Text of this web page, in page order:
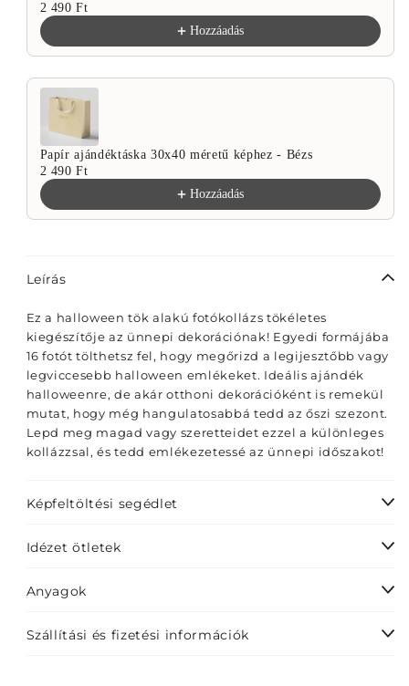
2 490 Ft
Hozzáadás
Papír ajándéktáska 30x40 méretű képhez - Bézs
2 490 Ft
Hozzáadás
Leírás
Ez a halloween tök alakú fotókollázs tökéletes
kiegészítője az ünnepi dekorációnak! Egyedi formájába
16 fotót tölthetsz fel, hogy megőrizd a legijesztőbb vagy
legviccesebb halloween emlékeket. Ideális ajándék
halloweenre, de akár otthoni dekorációként is remekül
mutat, hogy még hangulatosabbá tedd az őszi szezont.
Lepd meg magad vagy szeretteidet ezzel a különleges
kollázzsal, és tedd emlékezetessé az ünnepi időszakot!
Képfeltöltési segédlet
Idézet ötletek
Anyagok
Szállítási és fizetési információk